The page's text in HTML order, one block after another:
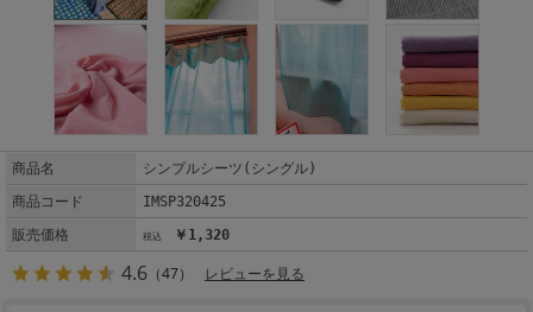
商品名
シンプルシーツ(シングル)
商品コード
IMSP320425
販売価格
￥1,320
4.6 （47） レビューを見る